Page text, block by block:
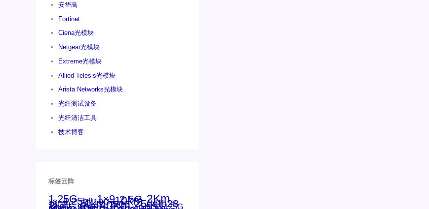
安华高
Fortinet
Ciena光模块
Netgear光模块
Extreme光模块
Allied Telesis光模块
Arista Networks光模块
光纤测试设备
光纤清洁工具
技术博客
标签云阵
1.25G 1x9 1×9 2.5G 2Km
3G 4.25g 10G 10km 15KM 16G
16GFC 20km 25GE 25gsfp28
28.05G 30km 40Km 50m 53.125G